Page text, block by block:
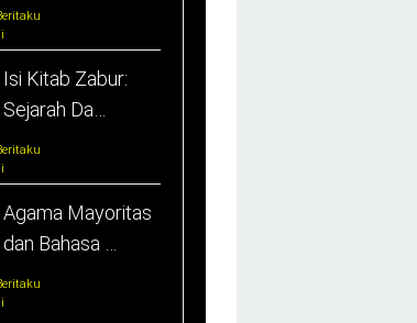
Isi Kitab Zabur:
Sejarah Da…
Agama Mayoritas
dan Bahasa …